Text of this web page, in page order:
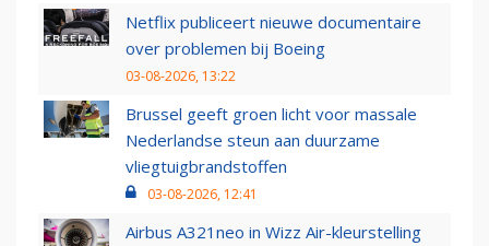
Netflix publiceert nieuwe documentaire
over problemen bij Boeing
03-08-2026, 13:22
Brussel geeft groen licht voor massale
Nederlandse steun aan duurzame
vliegtuigbrandstoffen
03-08-2026, 12:41
Airbus A321neo in Wizz Air-kleurstelling